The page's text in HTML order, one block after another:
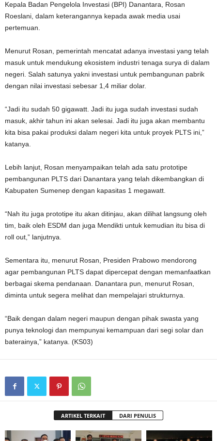
Kepala Badan Pengelola Investasi (BPI) Danantara, Rosan
Roeslani, dalam keterangannya kepada awak media usai
pertemuan.
Menurut Rosan, pemerintah mencatat adanya investasi yang telah
masuk untuk mendukung ekosistem industri tenaga surya di dalam
negeri. Salah satunya yakni investasi untuk pembangunan pabrik
dengan nilai investasi sebesar 1,4 miliar dolar.
“Jadi itu sudah 50 gigawatt. Jadi itu juga sudah investasi sudah
masuk, akhir tahun ini akan selesai. Jadi itu juga akan membantu
kita bisa pakai produksi dalam negeri kita untuk proyek PLTS ini,”
katanya.
Lebih lanjut, Rosan menyampaikan telah ada satu prototipe
pembangunan PLTS dari Danantara yang telah dikembangkan di
Kabupaten Sumenep dengan kapasitas 1 megawatt.
“Nah itu juga prototipe itu akan ditinjau, akan dilihat langsung oleh
tim, baik oleh ESDM dan juga Mendikti untuk kemudian itu bisa di
roll out,” lanjutnya.
Sementara itu, menurut Rosan, Presiden Prabowo mendorong
agar pembangunan PLTS dapat dipercepat dengan memanfaatkan
berbagai skema pendanaan. Danantara pun, menurut Rosan,
diminta untuk segera melihat dan mempelajari strukturnya.
“Baik dengan dalam negeri maupun dengan pihak swasta yang
punya teknologi dan mempunyai kemampuan dari segi solar dan
baterainya,” katanya. (KS03)
ARTIKEL TERKAIT DARI PENULIS